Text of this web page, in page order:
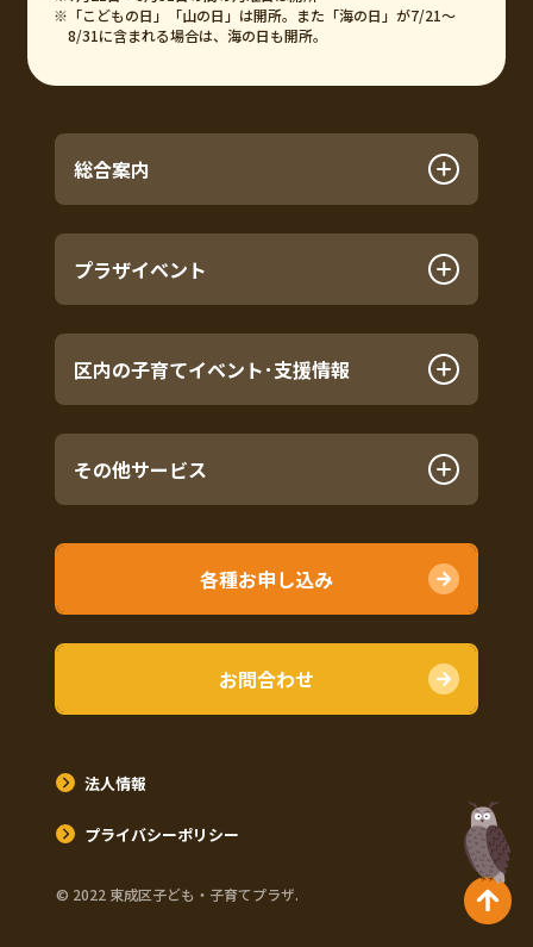
※「こどもの日」「山の日」は開所。また「海の日」が7/21～
8/31に含まれる場合は、海の日も開所。
総合案内
プラザイベント
区内の子育てイベント･支援情報
その他サービス
各種お申し込み
お問合わせ
法人情報
プライバシーポリシー
©︎ 2022 東成区子ども・子育てプラザ.